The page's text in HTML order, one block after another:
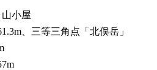
小屋
、三等三角点「北俣岳」